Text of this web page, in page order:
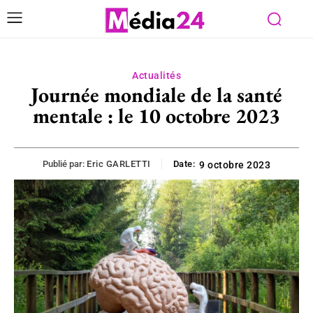
Actualités
Journée mondiale de la santé
mentale : le 10 octobre 2023
Publié par: Eric GARLETTI Date: 9 octobre 2023